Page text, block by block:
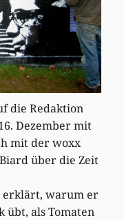
die Redaktion
Dezember mit
mit der woxx
über die Zeit
erklärt, warum er
als Tomaten